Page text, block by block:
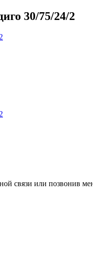
30/75/24/2
связи или позвонив